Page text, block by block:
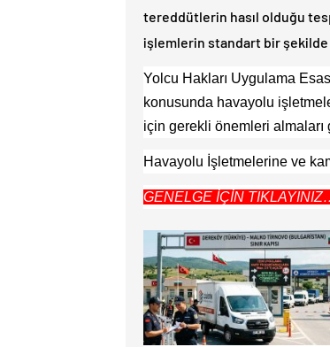
tereddütlerin hasıl olduğu
işlemlerin standart bir şekilde
Yolcu Hakları Uygulama
konusunda havayolu
için gerekli önemleri almaları
Havayolu İşletmelerine ve
GENELGE İÇİN